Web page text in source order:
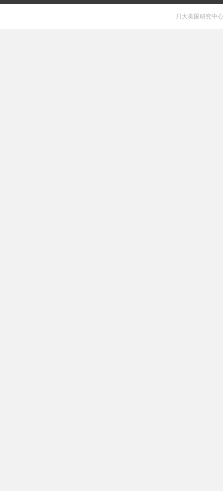
川大美国研究中